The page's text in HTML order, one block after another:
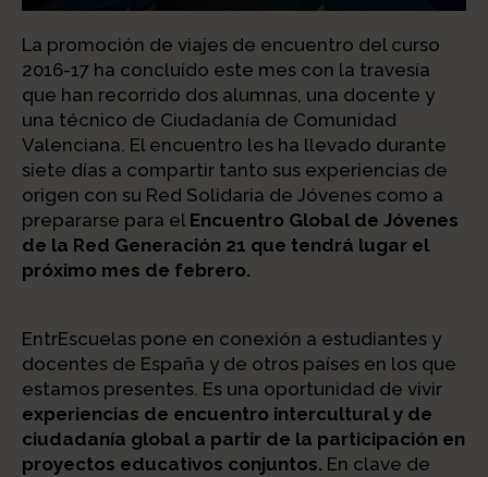
La promoción de viajes de encuentro del curso
2016-17 ha concluído este mes con la travesía
que han recorrido dos alumnas, una docente y
una técnico de Ciudadanía de Comunidad
Valenciana. El encuentro les ha llevado durante
siete días a compartir tanto sus experiencias de
origen con su Red Solidaria de Jóvenes como a
prepararse para el Encuentro Global de Jóvenes
de la Red Generación 21 que tendrá lugar el
próximo mes de febrero.
EntrEscuelas pone en conexión a estudiantes y
docentes de España y de otros países en los que
estamos presentes. Es una oportunidad de vivir
experiencias de encuentro intercultural y de
ciudadanía global a partir de la participación en
proyectos educativos conjuntos. En clave de